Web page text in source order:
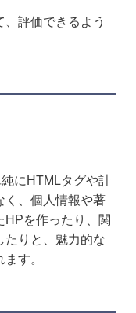
評価できるよう
にHTMLタグや計
く、個人情報や著
HPを作ったり、関
たりと、魅力的な
す。